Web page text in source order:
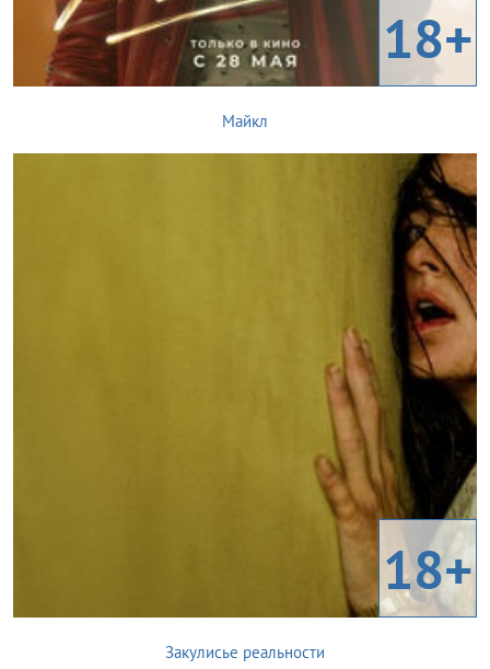
18+
Майкл
18+
Закулисье реальности